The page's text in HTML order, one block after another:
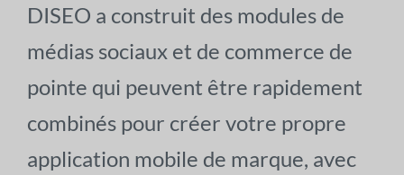
DISEO a construit des modules de
médias sociaux et de commerce de
pointe qui peuvent être rapidement
combinés pour créer votre propre
application mobile de marque, avec